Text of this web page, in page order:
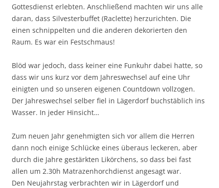
Gottesdienst erlebten. Anschließend machten wir uns alle
daran, dass Silvesterbuffet (Raclette) herzurichten. Die
einen schnippelten und die anderen dekorierten den
Raum. Es war ein Festschmaus!
Blöd war jedoch, dass keiner eine Funkuhr dabei hatte, so
dass wir uns kurz vor dem Jahreswechsel auf eine Uhr
einigten und so unseren eigenen Countdown vollzogen.
Der Jahreswechsel selber fiel in Lägerdorf buchstäblich ins
Wasser. In jeder Hinsicht…
Zum neuen Jahr genehmigten sich vor allem die Herren
dann noch einige Schlücke eines überaus leckeren, aber
durch die Jahre gestärkten Likörchens, so dass bei fast
allen um 2.30h Matrazenhorchdienst angesagt war.
Den Neujahrstag verbrachten wir in Lägerdorf und